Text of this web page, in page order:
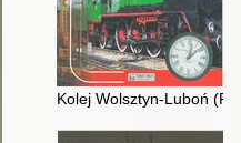
Kolej Wolsztyn-Luboń